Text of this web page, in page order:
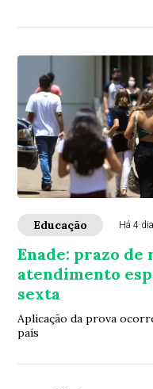
Educação Há 4
Enade: prazo
atendimento
sexta
Aplicação da prova
país